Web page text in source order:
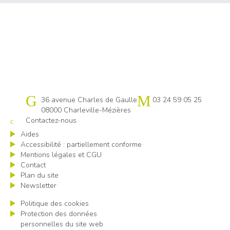
Cap emploi 08
36 avenue Charles de Gaulle
08000 Charleville-Mézières
03 24 59 05 25
Contactez-nous
Aides
Accessibilité : partiellement conforme
Mentions légales et CGU
Contact
Plan du site
Newsletter
Politique des cookies
Protection des données
personnelles du site web